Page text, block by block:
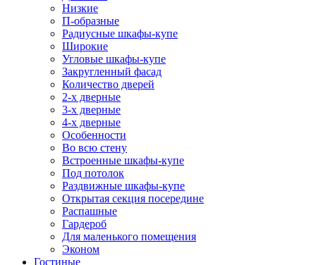
Низкие
П-образные
Радиусные шкафы-купе
Широкие
Угловые шкафы-купе
Закругленный фасад
Количество дверей
2-х дверные
3-х дверные
4-х дверные
Особенности
Во всю стену
Встроенные шкафы-купе
Под потолок
Раздвижные шкафы-купе
Открытая секция посередине
Распашные
Гардероб
Для маленького помещения
Эконом
Гостиные